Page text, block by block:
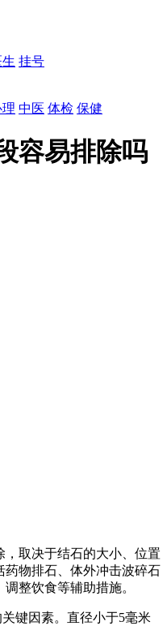
生 挂号
中医 体检 保健
容易排除吗
取决于结石的大小、位置
药物排石、体外冲击波碎石
整饮食等辅助措施。
键因素。直径小于5毫米